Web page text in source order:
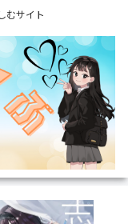
むサイト